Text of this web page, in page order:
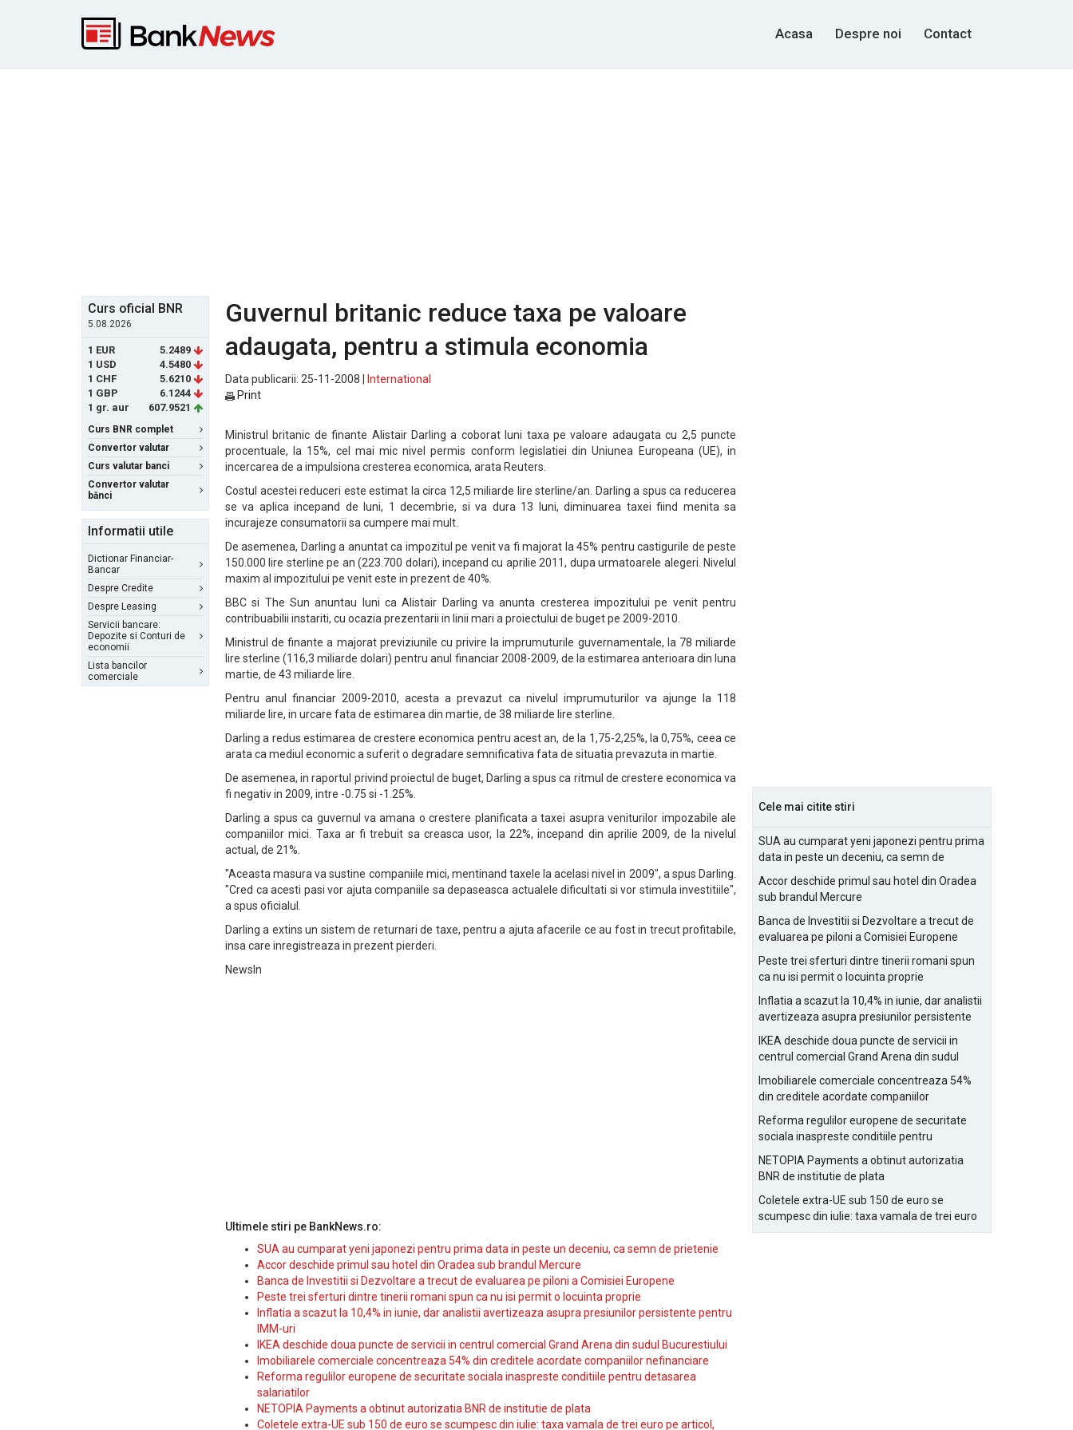
Acasa Despre noi Contact
Curs oficial BNR
5.08.2026
1 EUR
5.2489
1 USD
4.5480
1 CHF
5.6210
1 GBP
6.1244
1 gr. aur
607.9521
Curs BNR complet
Convertor valutar
Curs valutar banci
Convertor valutar
bănci
Informatii utile
Dictionar Financiar-
Bancar
Despre Credite
Despre Leasing
Servicii bancare:
Depozite si Conturi de
economii
Lista bancilor
comerciale
Guvernul britanic reduce taxa pe valoare
adaugata, pentru a stimula economia
Data publicarii: 25-11-2008 |
International
Print
Ministrul britanic de finante Alistair Darling a coborat luni taxa pe valoare adaugata cu 2,5 puncte
procentuale, la 15%, cel mai mic nivel permis conform legislatiei din Uniunea Europeana (UE), in
incercarea de a impulsiona cresterea economica, arata Reuters.
Costul acestei reduceri este estimat la circa 12,5 miliarde lire sterline/an. Darling a spus ca reducerea
se va aplica incepand de luni, 1 decembrie, si va dura 13 luni, diminuarea taxei fiind menita sa
incurajeze consumatorii sa cumpere mai mult.
De asemenea, Darling a anuntat ca impozitul pe venit va fi majorat la 45% pentru castigurile de peste
150.000 lire sterline pe an (223.700 dolari), incepand cu aprilie 2011, dupa urmatoarele alegeri. Nivelul
maxim al impozitului pe venit este in prezent de 40%.
BBC si The Sun anuntau luni ca Alistair Darling va anunta cresterea impozitului pe venit pentru
contribuabilii instariti, cu ocazia prezentarii in linii mari a proiectului de buget pe 2009-2010.
Ministrul de finante a majorat previziunile cu privire la imprumuturile guvernamentale, la 78 miliarde
lire sterline (116,3 miliarde dolari) pentru anul financiar 2008-2009, de la estimarea anterioara din luna
martie, de 43 miliarde lire.
Pentru anul financiar 2009-2010, acesta a prevazut ca nivelul imprumuturilor va ajunge la 118
miliarde lire, in urcare fata de estimarea din martie, de 38 miliarde lire sterline.
Darling a redus estimarea de crestere economica pentru acest an, de la 1,75-2,25%, la 0,75%, ceea ce
arata ca mediul economic a suferit o degradare semnificativa fata de situatia prevazuta in martie.
De asemenea, in raportul privind proiectul de buget, Darling a spus ca ritmul de crestere economica va
fi negativ in 2009, intre -0.75 si -1.25%.
Darling a spus ca guvernul va amana o crestere planificata a taxei asupra veniturilor impozabile ale
companiilor mici. Taxa ar fi trebuit sa creasca usor, la 22%, incepand din aprilie 2009, de la nivelul
actual, de 21%.
"Aceasta masura va sustine companiile mici, mentinand taxele la acelasi nivel in 2009", a spus Darling.
"Cred ca acesti pasi vor ajuta companiile sa depaseasca actualele dificultati si vor stimula investitiile",
a spus oficialul.
Darling a extins un sistem de returnari de taxe, pentru a ajuta afacerile ce au fost in trecut profitabile,
insa care inregistreaza in prezent pierderi.
NewsIn
Ultimele stiri pe BankNews.ro:
SUA au cumparat yeni japonezi pentru prima data in peste un deceniu, ca semn de prietenie
Accor deschide primul sau hotel din Oradea sub brandul Mercure
Banca de Investitii si Dezvoltare a trecut de evaluarea pe piloni a Comisiei Europene
Peste trei sferturi dintre tinerii romani spun ca nu isi permit o locuinta proprie
Inflatia a scazut la 10,4% in iunie, dar analistii avertizeaza asupra presiunilor persistente pentru
IMM-uri
IKEA deschide doua puncte de servicii in centrul comercial Grand Arena din sudul Bucurestiului
Imobiliarele comerciale concentreaza 54% din creditele acordate companiilor nefinanciare
Reforma regulilor europene de securitate sociala inaspreste conditiile pentru detasarea
salariatilor
NETOPIA Payments a obtinut autorizatia BNR de institutie de plata
Coletele extra-UE sub 150 de euro se scumpesc din iulie: taxa vamala de trei euro pe articol,
Cele mai citite stiri
SUA au cumparat yeni japonezi pentru prima
data in peste un deceniu, ca semn de
Accor deschide primul sau hotel din Oradea
sub brandul Mercure
Banca de Investitii si Dezvoltare a trecut de
evaluarea pe piloni a Comisiei Europene
Peste trei sferturi dintre tinerii romani spun
ca nu isi permit o locuinta proprie
Inflatia a scazut la 10,4% in iunie, dar analistii
avertizeaza asupra presiunilor persistente
IKEA deschide doua puncte de servicii in
centrul comercial Grand Arena din sudul
Imobiliarele comerciale concentreaza 54%
din creditele acordate companiilor
Reforma regulilor europene de securitate
sociala inaspreste conditiile pentru
NETOPIA Payments a obtinut autorizatia
BNR de institutie de plata
Coletele extra-UE sub 150 de euro se
scumpesc din iulie: taxa vamala de trei euro
pe articol, adaugata la taxa logistica